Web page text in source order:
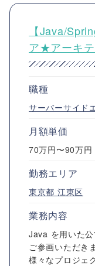
【Java/
ア★アーキ
職種
サーバーサイド
月額単価
70万円〜90万円
勤務エリア
東京都 江東区
業務内容
Java を用いた
ご参画いただき
様々なプロジェ